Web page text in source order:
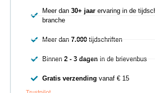
Meer dan 30+ jaarervaring in de
branche
Meer dan 7.000tijdschriften
Binnen 2 - 3 dagenin de brievenbus
Gratis verzending vanaf € 15